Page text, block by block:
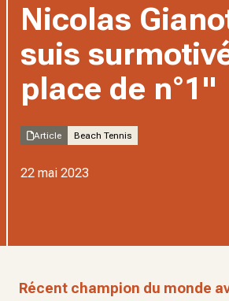
Nicolas
suis
place de n°1"
Article Beach Tennis
22 mai 2023
Récent champion du monde